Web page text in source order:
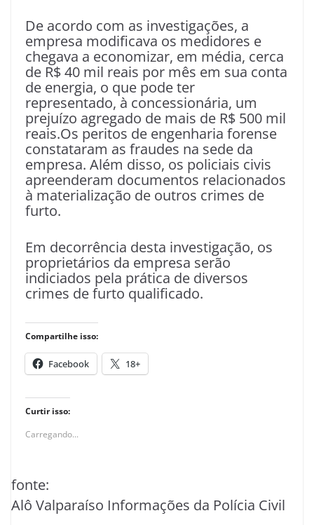
De acordo com as investigações, a
empresa modificava os medidores e
chegava a economizar, em média, cerca
de R$ 40 mil reais por mês em sua conta
de energia, o que pode ter
representado, à concessionária, um
prejuízo agregado de mais de R$ 500 mil
reais.Os peritos de engenharia forense
constataram as fraudes na sede da
empresa. Além disso, os policiais civis
apreenderam documentos relacionados
à materialização de outros crimes de
furto.
Em decorrência desta investigação, os
proprietários da empresa serão
indiciados pela prática de diversos
crimes de furto qualificado.
Compartilhe isso:
Facebook 18+
Curtir isso:
Carregando...
fonte:
Alô Valparaíso Informações da Polícia Civil